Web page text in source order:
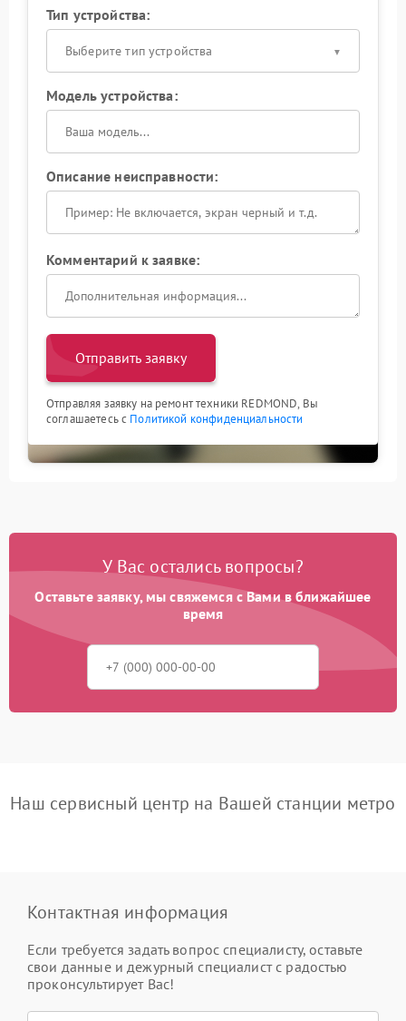
Тип устройства:
Выберите тип устройства
Модель устройства:
Описание неисправности:
Комментарий к заявке:
Отправить заявку
Отправляя заявку на ремонт техники REDMOND, Вы
соглашаетесь с Политикой конфиденциальности
У Вас остались вопросы?
Оставьте заявку, мы свяжемся с Вами в ближайшее
время
Наш сервисный центр на Вашей станции метро
Контактная информация
Если требуется задать вопрос специалисту, оставьте
свои данные и дежурный специалист с радостью
проконсультирует Вас!